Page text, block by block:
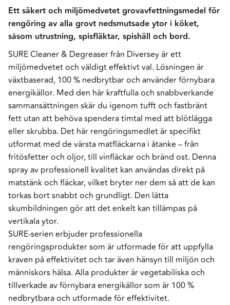
Ett säkert och miljömedvetet grovavfettningsmedel för
rengöring av alla grovt nedsmutsade ytor i köket,
såsom utrustning, spisfläktar, spishäll och bord.
SURE Cleaner & Degreaser från Diversey är ett
miljömedvetet och väldigt effektivt val. Lösningen är
växtbaserad, 100 % nedbrytbar och använder förnybara
energikällor. Med den här kraftfulla och snabbverkande
sammansättningen skär du igenom tufft och fastbränt
fett utan att behöva spendera timtal med att blötlägga
eller skrubba. Det här rengöringsmedlet är specifikt
utformat med de värsta matfläckarna i åtanke – från
fritösfetter och oljor, till vinfläckar och bränd ost. Denna
spray av professionell kvalitet kan användas direkt på
matstänk och fläckar, vilket bryter ner dem så att de kan
torkas bort snabbt och grundligt. Den lätta
skumbildningen gör att det enkelt kan tillämpas på
vertikala ytor.
SURE-serien erbjuder professionella
rengöringsprodukter som är utformade för att uppfylla
kraven på effektivitet och tar även hänsyn till miljön och
människors hälsa. Alla produkter är vegetabiliska och
tillverkade av förnybara energikällor som är 100 %
nedbrytbara och utformade för effektivitet.